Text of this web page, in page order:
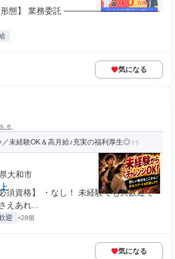
形態】 業務委託 ────────────────
気になる
ｅ
／未経験OK＆高月給♪充実の福利厚生◎
大和市
須資格】 ・なし！ 未経験でも大歓迎で
えあれ...
迎 +28個
気になる